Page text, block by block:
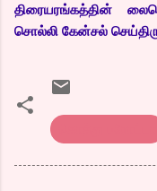
திரையரங்கத்தின்
சொல்லி கேன்சல்